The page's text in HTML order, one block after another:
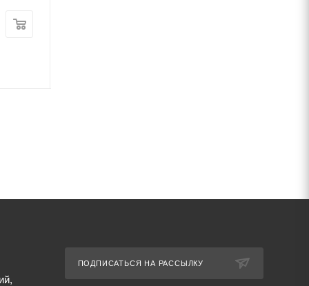
ПОДПИСАТЬСЯ НА РАССЫЛКУ